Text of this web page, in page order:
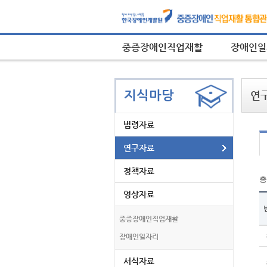
중증장애인직업재활 장애인
지식마당
법령자료
연구자료
정책자료
영상자료
중증장애인직업재활
장애인일자리
서식자료
연
총